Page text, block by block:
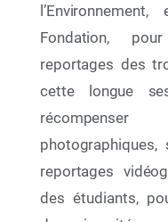
service
Fondation,
reportages des
cette longue
reportages
des étudiants,